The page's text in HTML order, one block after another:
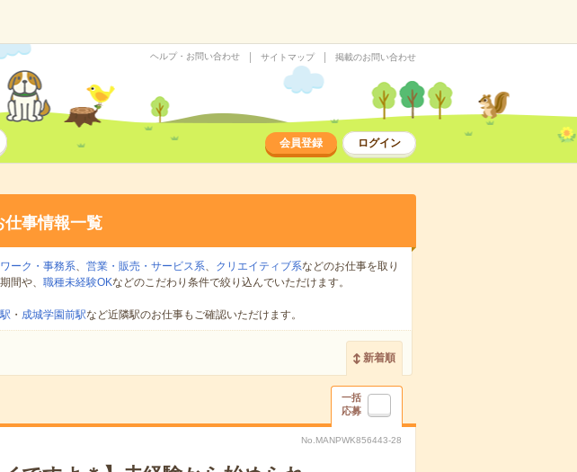
ヘルプ・お問い合わせ サイトマップ 掲載のお問い合わせ
会員登録 ログイン
仕事情報一覧
ーク・事務系、 営業・販売・サービス系、 クリエイティブ系などのお仕事を取り
間や、 職種未経験OKなどのこだわり条件で絞り込んでいただけます。
・ 成城学園前駅など近隣駅のお仕事もご確認いただけます。
新着順
一括
応募
No.MANPWK856443-28